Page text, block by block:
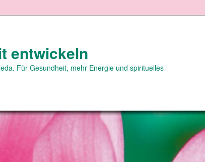
entwickeln
Für Gesundheit, mehr Energie und spirituelles